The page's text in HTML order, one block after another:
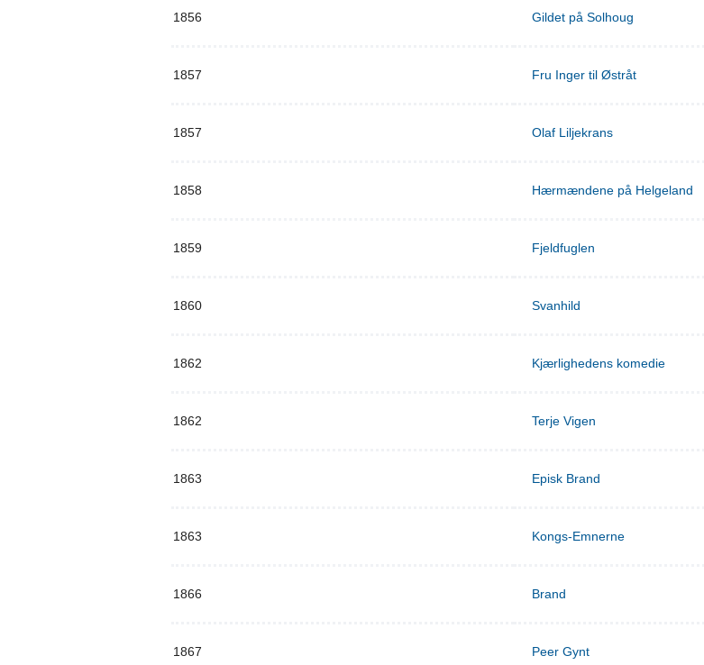
1856 Gildet på Solhoug
1857 Fru Inger til Østråt
1857 Olaf Liljekrans
1858 Hærmændene på Helgeland
1859 Fjeldfuglen
1860 Svanhild
1862 Kjærlighedens komedie
1862 Terje Vigen
1863 Episk Brand
1863 Kongs-Emnerne
1866 Brand
1867 Peer Gynt